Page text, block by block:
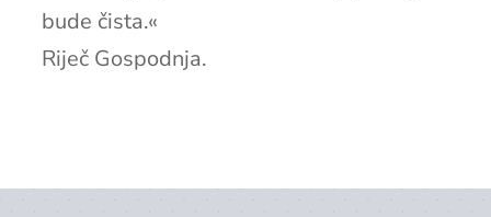
bude čista.«
Riječ Gospodnja.